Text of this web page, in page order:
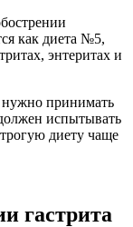
как диета №5,
энтеритах и
принимать
испытывать
диету чаще
гастрита